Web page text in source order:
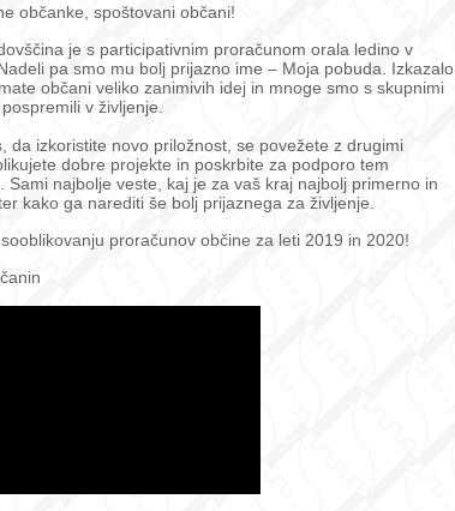
občanke, spoštovani občani!
je s participativnim proračunom orala ledino v
pa smo mu bolj prijazno ime – Moja pobuda. Izkazalo
občani veliko zanimivih idej in mnoge smo s skupnimi
v življenje.
da izkoristite novo priložnost, se povežete z drugimi
dobre projekte in poskrbite za podporo tem
Sami najbolje veste, kaj je za vaš kraj najbolj primerno in
kako ga narediti še bolj prijaznega za življenje.
proračunov občine za leti 2019 in 2020!